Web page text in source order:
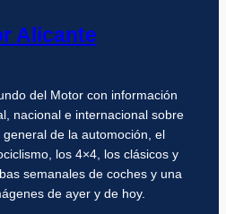
Alicante
del Motor con información
nacional e internacional sobre
de la automoción, el
los 4×4, los clásicos y
semanales de coches y una
de ayer y de hoy.